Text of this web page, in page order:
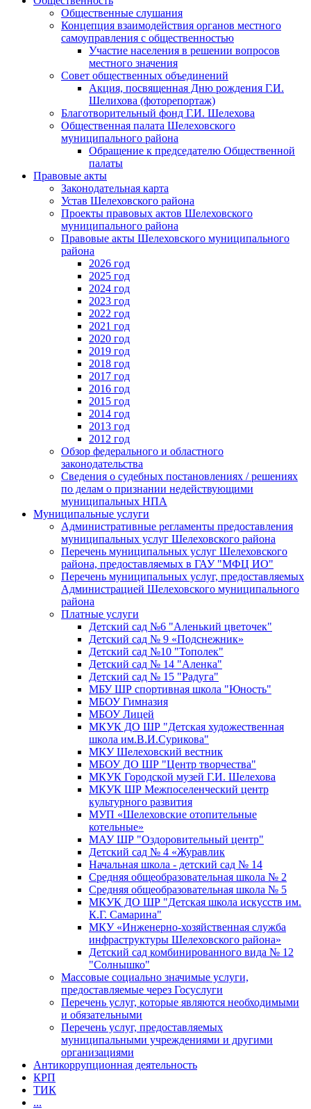
Общественные слушания
Концепция взаимодействия органов местного
самоуправления с общественностью
Участие населения в решении вопросов
местного значения
Совет общественных объединений
Акция, посвященная Дню рождения Г.И.
Шелихова (фоторепортаж)
Благотворительный фонд Г.И. Шелехова
Общественная палата Шелеховского
муниципального района
Обращение к председателю Общественной
палаты
Правовые акты
Законодательная карта
Устав Шелеховского района
Проекты правовых актов Шелеховского
муниципального района
Правовые акты Шелеховского муниципального
района
2026 год
2025 год
2024 год
2023 год
2022 год
2021 год
2020 год
2019 год
2018 год
2017 год
2016 год
2015 год
2014 год
2013 год
2012 год
Обзор федерального и областного
законодательства
Сведения о судебных постановлениях / решениях
по делам о признании недействующими
муниципальных НПА
Муниципальные услуги
Административные регламенты предоставления
муниципальных услуг Шелеховского района
Перечень муниципальных услуг Шелеховского
района, предоставляемых в ГАУ "МФЦ ИО"
Перечень муниципальных услуг, предоставляемых
Администрацией Шелеховского муниципального
района
Платные услуги
Детский сад №6 "Аленький цветочек"
Детский сад № 9 «Подснежник»
Детский сад №10 "Тополек"
Детский сад № 14 "Аленка"
Детский сад № 15 "Радуга"
МБУ ШР спортивная школа "Юность"
МБОУ Гимназия
МБОУ Лицей
МКУК ДО ШР "Детская художественная
школа им.В.И.Сурикова"
МКУ Шелеховский вестник
МБОУ ДО ШР "Центр творчества"
МКУК Городской музей Г.И. Шелехова
МКУК ШР Межпоселенческий центр
культурного развития
МУП «Шелеховские отопительные
котельные»
МАУ ШР "Оздоровительный центр"
Детский сад № 4 «Журавлик
Начальная школа - детский сад № 14
Средняя общеобразовательная школа № 2
Средняя общеобразовательная школа № 5
МКУК ДО ШР "Детская школа искусств им.
К.Г. Самарина"
МКУ «Инженерно-хозяйственная служба
инфраструктуры Шелеховского района»
Детский сад комбинированного вида № 12
"Солнышко"
Массовые социально значимые услуги,
предоставляемые через Госуслуги
Перечень услуг, которые являются необходимыми
и обязательными
Перечень услуг, предоставляемых
муниципальными учреждениями и другими
организациями
Антикоррупционная деятельность
КРП
ТИК
...